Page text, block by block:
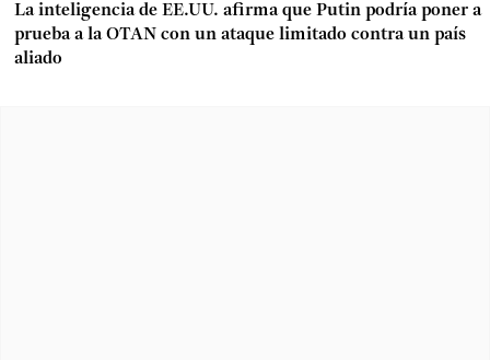
La inteligencia de EE.UU. afirma que Putin podría poner a
prueba a la OTAN con un ataque limitado contra un país
aliado